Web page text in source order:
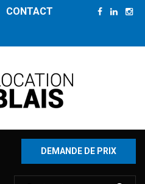
CONTACT
DEMANDE DE PRIX